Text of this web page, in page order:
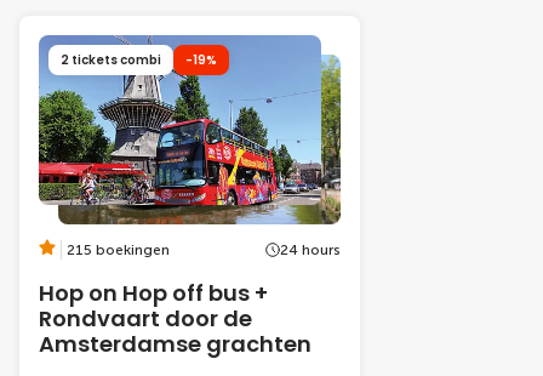
2 tickets combi -19%
215 boekingen 24 hours
Hop on Hop off bus +
Rondvaart door de
Amsterdamse grachten